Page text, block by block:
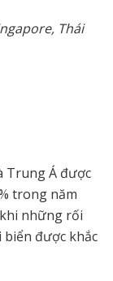
Thái
Trung Á được
trong năm
những rối
biển được khắc